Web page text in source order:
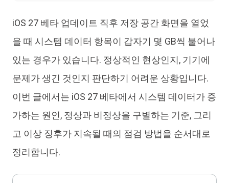
iOS 27 베타 업데이트 직후 저장 공간 화면을 열었
을 때 시스템 데이터 항목이 갑자기 몇 GB씩 불어나
있는 경우가 있습니다. 정상적인 현상인지, 기기에
문제가 생긴 것인지 판단하기 어려운 상황입니다.
이번 글에서는 iOS 27 베타에서 시스템 데이터가 증
가하는 원인, 정상과 비정상을 구별하는 기준, 그리
고 이상 징후가 지속될 때의 점검 방법을 순서대로
정리합니다.